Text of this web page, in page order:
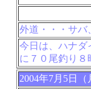
外道・・・サバ
今日は、ハナダ
に７０尾釣り８
2004年7月5日